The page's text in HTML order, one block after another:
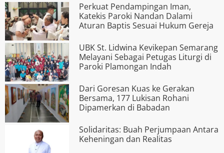
Perkuat Pendampingan Iman,
Katekis Paroki Nandan Dalami
Aturan Baptis Sesuai Hukum Gereja
UBK St. Lidwina Kevikepan Semarang
Melayani Sebagai Petugas Liturgi di
Paroki Plamongan Indah
Dari Goresan Kuas ke Gerakan
Bersama, 177 Lukisan Rohani
Dipamerkan di Babadan
Solidaritas: Buah Perjumpaan Antara
Keheningan dan Realitas